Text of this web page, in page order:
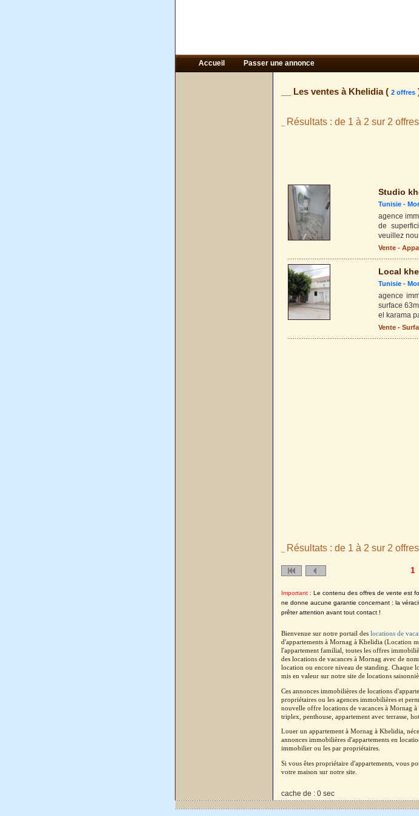
Accueil Passer une annonce
__ Les ventes à Khelidia ( 2 offres
Résultats : de 1 à 2 sur 2 offres
Studio
Tunisie -
agence
de
veuillez
Vente -
Local
Tunisie -
agence
surface
el karama
Vente -
Résultats : de 1 à 2 sur 2 offres
1
Important : Le contenu des offres de vente est
ne donne aucune garantie concernant : la
prêter attention avant tout contact !
Bienvenue sur notre portail des locations de
d'appartements à Mornag à Khelidia (Location
l'appartement familial, toutes les offres
des locations de vacances à Mornag avec de
location ou encore niveau de standing. Chaque
mis en valeur sur notre site de locations
Ces annonces immobilières de locations
propriétaires ou les agences immobilières et
nouvelle offre locations de vacances à Mornag
triplex, penthouse, appartement avec terrasse,
Louer un appartement à Mornag à Khelidia,
annonces immobilières d'appartements en
immobilier ou les par propriétaires.
Si vous êtes propriétaire d'appartements, vous
votre maison sur notre site.
cache de : 0 sec